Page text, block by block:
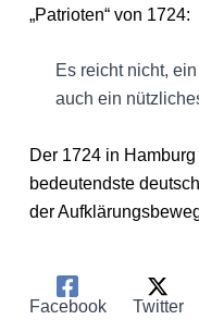
„Patrioten“ von 1724:
Es reicht nicht,
auch ein
Der 1724 in
bedeutendste
der
Facebook Twitter